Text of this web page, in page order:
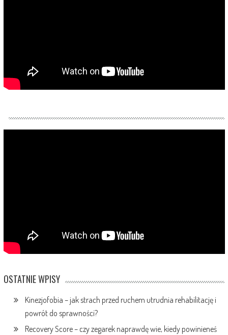
OSTATNIE WPISY
Kinezjofobia – jak strach przed ruchem utrudnia rehabilitację i
powrót do sprawności?
Recovery Score – czy zegarek naprawdę wie, kiedy powinieneś